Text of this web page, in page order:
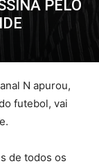
PELO
N apurou,
futebol, vai
de todos os